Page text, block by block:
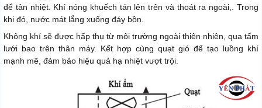
để tản nhiệt. Khí nóng khuếch tán lên trên và thoát ra ngoài,. Trong
khi đó, nước mát lắng xuống đáy bồn.
Không khí sẽ được hấp thụ từ môi trường ngoài thiên nhiên, qua tấm
lưới bao trên thân máy. Kết hợp cùng quạt gió để tạo luồng khí
mạnh mẽ, đảm bảo hiệu quả hạ nhiệt vượt trội.